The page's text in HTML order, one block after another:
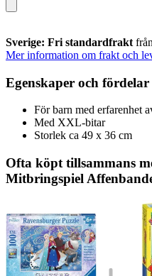
Sverige: Fri standardfrakt
Mer information om frakt och
Egenskaper och fördelar
För barn med erfarenhet
Med XXL-bitar
Storlek ca 49 x 36 cm
Ofta köpt tillsammans
Mitbringspiel